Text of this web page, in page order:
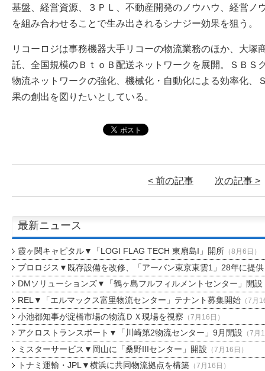
基盤、経営資源、３ＰＬ、不動産開発のノウハウ、経営ノ
を組み合わせることで生み出されるシナジー効果を狙う。
リコーロジは事務機器大手リコーの物流業務のほか、大塚
託、全国規模のＢｔｏＢ配送ネットワークを展開。ＳＢＳ
物流ネットワークの強化、機械化・自動化による効率化、
果の創出を図りたいとしている。
< 前の記事 次の記事 >
最新ニュース
霞ヶ関キャピタル▼「LOGI FLAG TECH 東扇島I」開所（8月6日）
プロロジス▼既存設備を改修、「アーバン東京東雲1」28年に提供
DMソリューションズ▼「鶴ヶ島フルフィルメントセンター」開設
REL▼「エルマックス富里物流センター」テナント募集開始（7月
小池都知事が淀橋市場の物流ＤＸ現場を視察 （7月16日）
アクロストランスポート▼「川崎第2物流センター」9月開設 （7月
ミスターサービス▼岡山に「桑野IIIセンター」開設 （7月16日）
トナミ運輸・JPL▼横浜に共同物流拠点を構築（7月16日）